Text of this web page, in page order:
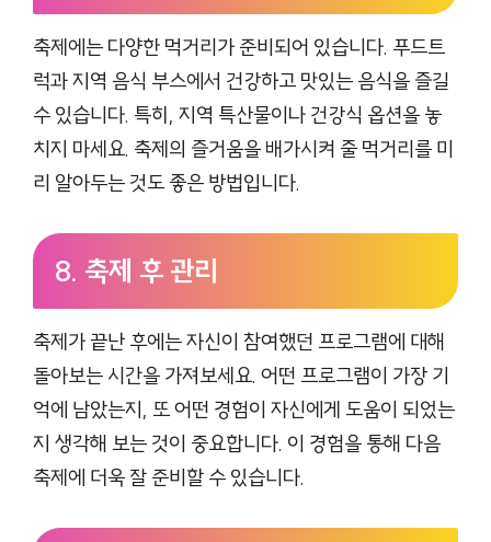
축제에는 다양한 먹거리가 준비되어 있습니다. 푸드트
럭과 지역 음식 부스에서 건강하고 맛있는 음식을 즐길
수 있습니다. 특히, 지역 특산물이나 건강식 옵션을 놓
치지 마세요. 축제의 즐거움을 배가시켜 줄 먹거리를 미
리 알아두는 것도 좋은 방법입니다.
8. 축제 후 관리
축제가 끝난 후에는 자신이 참여했던 프로그램에 대해
돌아보는 시간을 가져보세요. 어떤 프로그램이 가장 기
억에 남았는지, 또 어떤 경험이 자신에게 도움이 되었는
지 생각해 보는 것이 중요합니다. 이 경험을 통해 다음
축제에 더욱 잘 준비할 수 있습니다.